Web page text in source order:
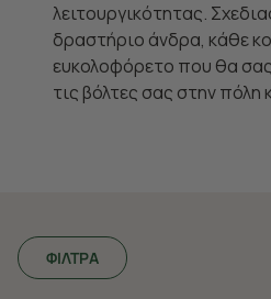
λειτουργικότητας.
δραστήριο άνδρα, κάθε
ευκολοφόρετο που θα
τις βόλτες σας στην πόλη
ΦΙΛΤΡΑ